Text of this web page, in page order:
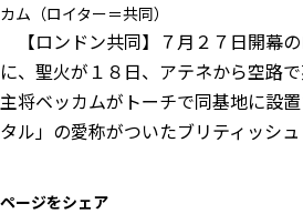
カム（ロイター＝共同）
【ロンドン共同】７月２７日開幕
に、聖火が１８日、アテネから空路
主将ベッカムがトーチで同基地に設
タル」の愛称がついたブリティッシ
ページをシェア